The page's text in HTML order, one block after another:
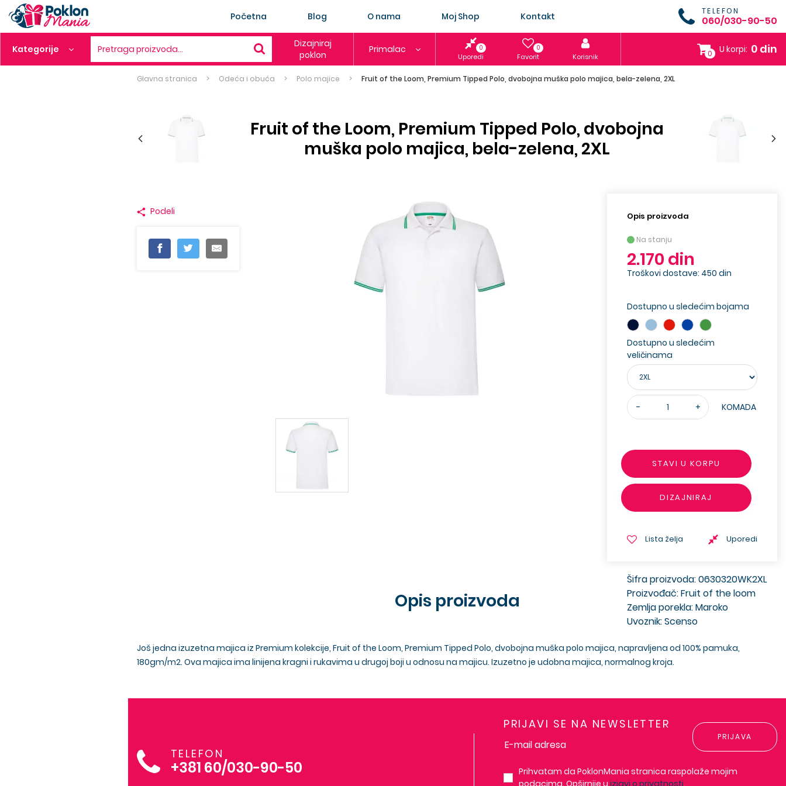
Početna Blog O nama Moj Shop Kontakt TELEFON
060/030-90-50
Kategorije Pretraga proizvoda…
Dizajniraj
poklon
Primalac 0
Uporedi
0
Favorit Korisnik 0 U korpi: 0 din
Glavna stranica Odeća i obuća Polo majice Fruit of the Loom, Premium Tipped Polo, dvobojna muška polo majica, bela-zelena, 2XL
Fruit of the Loom, Premium Tipped Polo, dvobojna
muška polo majica, bela-zelena, 2XL
Podeli Opis proizvoda
Na stanju
2.170 din
Troškovi dostave: 450 din
Dostupno u sledećim bojama
Dostupno u sledećim
veličinama
- + KOMADA
STAVI U KORPU
DIZAJNIRAJ
Lista želja Uporedi
Šifra proizvoda: 0630320WK2XL
Proizvođač: Fruit of the loom
Zemlja porekla: Maroko
Uvoznik: Scenso
Opis proizvoda
Još jedna izuzetna majica iz Premium kolekcije, Fruit of the Loom, Premium Tipped Polo, dvobojna muška polo majica, napravljena od 100% pamuka,
180gm/m2. Ova majica ima linijena kragni i rukavima u drugoj boji u odnosu na majicu. Izuzetno je udobna majica, normalnog kroja.
TELEFON
+381 60/030-90-50
PRIJAVI SE NA NEWSLETTER
PRIJAVA
Prihvatam da PoklonMania stranica raspolaže mojim